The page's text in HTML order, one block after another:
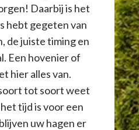
Daarbij is het
hebt gegeten van
de juiste timing en
Een hovenier of
hier alles van.
tot soort weet
tijd is voor een
uw hagen er